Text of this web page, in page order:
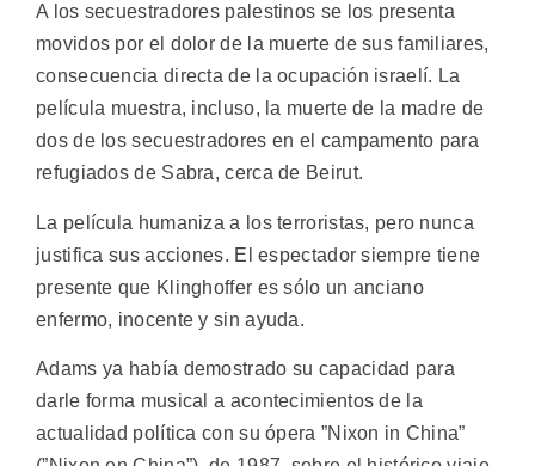
A los secuestradores palestinos se los presenta
movidos por el dolor de la muerte de sus familiares,
consecuencia directa de la ocupación israelí. La
película muestra, incluso, la muerte de la madre de
dos de los secuestradores en el campamento para
refugiados de Sabra, cerca de Beirut.
La película humaniza a los terroristas, pero nunca
justifica sus acciones. El espectador siempre tiene
presente que Klinghoffer es sólo un anciano
enfermo, inocente y sin ayuda.
Adams ya había demostrado su capacidad para
darle forma musical a acontecimientos de la
actualidad política con su ópera ”Nixon in China”